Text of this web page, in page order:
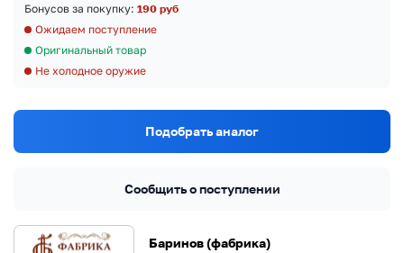
Баринов (фабрика)
Бонусов за покупку: 190 руб
Ожидаем поступление
Оригинальный товар
Не холодное оружие
Подобрать аналог
Сообщить о поступлении